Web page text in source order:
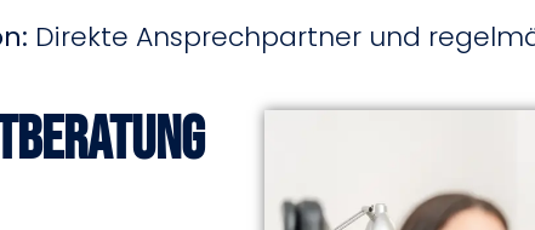
Direkte Ansprechpartner und